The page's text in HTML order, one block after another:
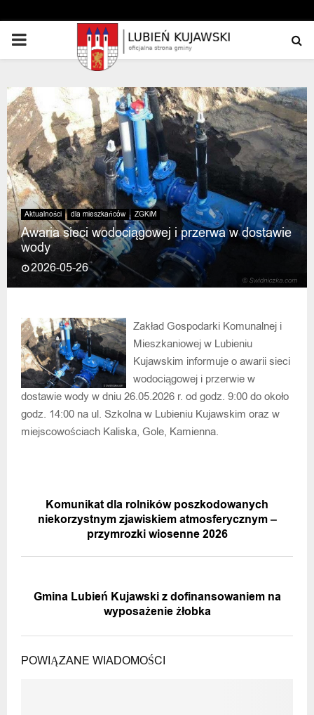
PRIMARY
Aktualności dla mieszkańców ZGKiM
Awaria sieci wodociągowej i przerwa w dostawie
wody
2026-05-26
Zakład Gospodarki Komunalnej i
Mieszkaniowej w Lubieniu
Kujawskim informuje o awarii sieci
wodociągowej i przerwie w
dostawie wody w dniu 26.05.2026 r. od godz. 9:00 do około
godz. 14:00 na ul. Szkolna w Lubieniu Kujawskim oraz w
miejscowościach Kaliska, Gole, Kamienna.
Komunikat dla rolników poszkodowanych
niekorzystnym zjawiskiem atmosferycznym –
przymrozki wiosenne 2026
Gmina Lubień Kujawski z dofinansowaniem na
wyposażenie żłobka
POWIĄZANE WIADOMOŚCI